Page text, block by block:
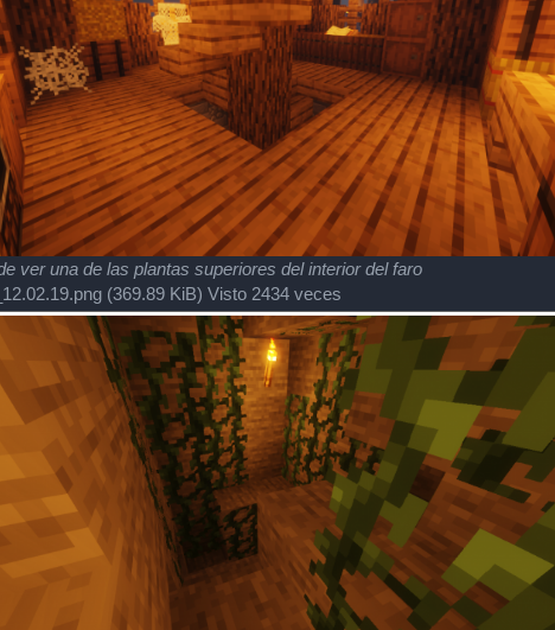
ver una de las plantas superiores del interior del faro
(369.89 KiB) Visto 2434 veces